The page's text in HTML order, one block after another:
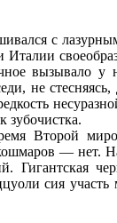
с
Италии
вызывало
не стесняясь,
зубочистка.
Второй
— нет.
Гигантская
сия участь